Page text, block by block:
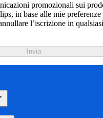
promozionali sui
in base alle mie
l’iscrizione in
Invia